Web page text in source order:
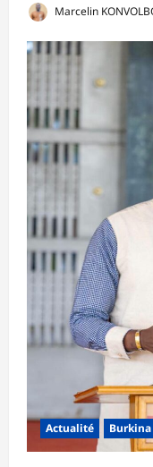
Marcelin
Actualité Burkina